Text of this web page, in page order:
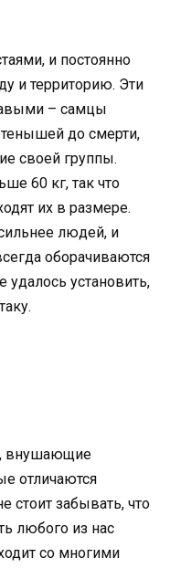
и постоянно
и территорию. Эти
– самцы
до смерти,
своей группы.
60 кг, так что
их в размере.
людей, и
оборачиваются
удалось установить,
внушающие
отличаются
стоит забывать, что
любого из нас
со многими